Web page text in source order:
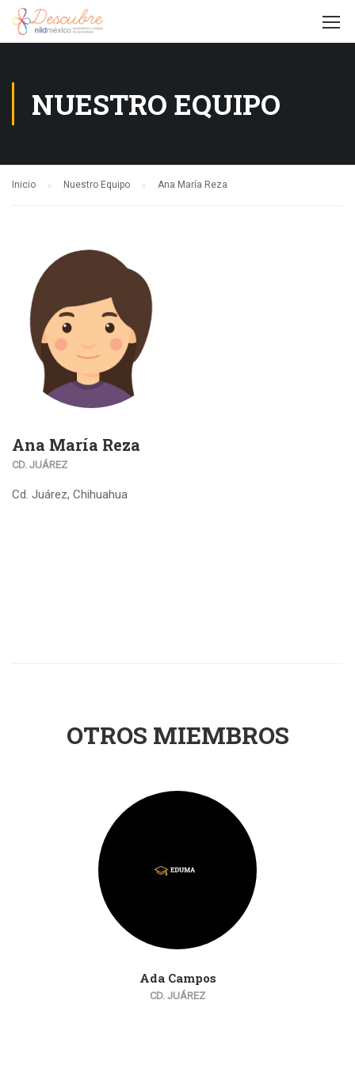
NUESTRO EQUIPO
Inicio Nuestro Equipo Ana María Reza
Ana María Reza
CD. JUÁREZ
Cd. Juárez, Chihuahua
OTROS MIEMBROS
Ada Campos
CD. JUÁREZ